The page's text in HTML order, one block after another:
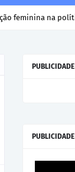
PUBLICIDADE
PUBLICIDADE